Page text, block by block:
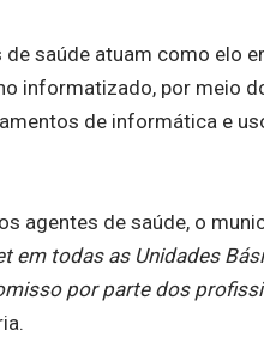
saúde atuam como elo
informatizado, por meio
de informática e
agentes de saúde, o
em todas as Unidades
por parte dos